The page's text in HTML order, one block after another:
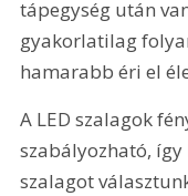
tápegység után
gyakorlatilag
hamarabb éri el
A LED szalagok
szabályozható,
szalagot